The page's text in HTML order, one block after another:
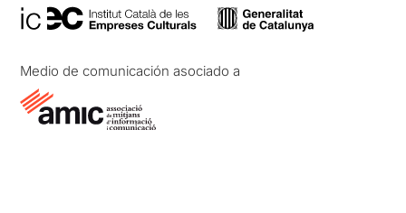
Medio de comunicación asociado a